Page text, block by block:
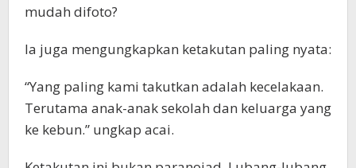
mudah difoto?
Ia juga mengungkapkan ketakutan paling nyata:
“Yang paling kami takutkan adalah kecelakaan.
Terutama anak-anak sekolah dan keluarga yang
ke kebun.” ungkap acai.